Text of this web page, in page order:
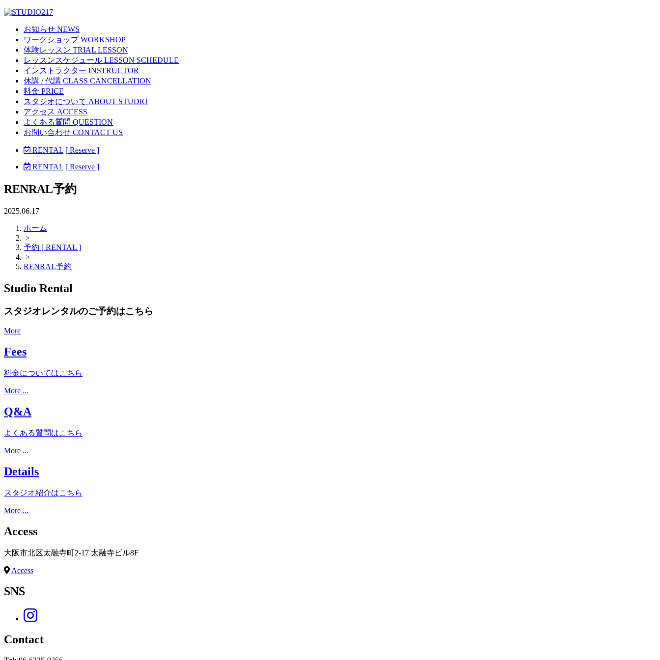
お知らせ NEWS
ワークショップ WORKSHOP
体験レッスン TRIAL LESSON
レッスンスケジュール LESSON SCHEDULE
インストラクター INSTRUCTOR
休講 / 代講 CLASS CANCELLATION
料金 PRICE
スタジオについて ABOUT STUDIO
アクセス ACCESS
よくある質問 QUESTION
お問い合わせ CONTACT US
RENTAL [ Reserve ]
RENTAL [ Reserve ]
RENRAL予約
2025.06.17
ホーム
>
予約 [ RENTAL ]
>
RENRAL予約
Studio Rental
スタジオレンタルのご予約はこちら
More
Fees
料金についてはこちら
More ...
Q&A
よくある質問はこちら
More ...
Details
スタジオ紹介はこちら
More ...
Access
大阪市北区太融寺町2-17 太融寺ビル8F
Access
SNS
Contact